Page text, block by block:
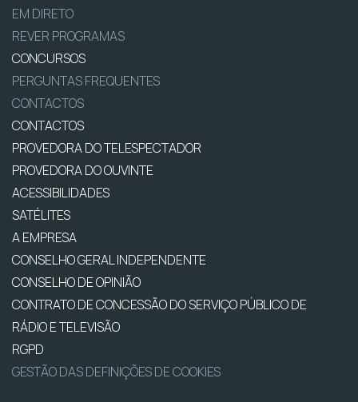
EM DIRETO
REVER PROGRAMAS
CONCURSOS
PERGUNTAS FREQUENTES
CONTACTOS
CONTACTOS
PROVEDORA DO TELESPECTADOR
PROVEDORA DO OUVINTE
ACESSIBILIDADES
SATÉLITES
A EMPRESA
CONSELHO GERAL INDEPENDENTE
CONSELHO DE OPINIÃO
CONTRATO DE CONCESSÃO DO SERVIÇO PÚBLICO DE
RÁDIO E TELEVISÃO
RGPD
GESTÃO DAS DEFINIÇÕES DE COOKIES